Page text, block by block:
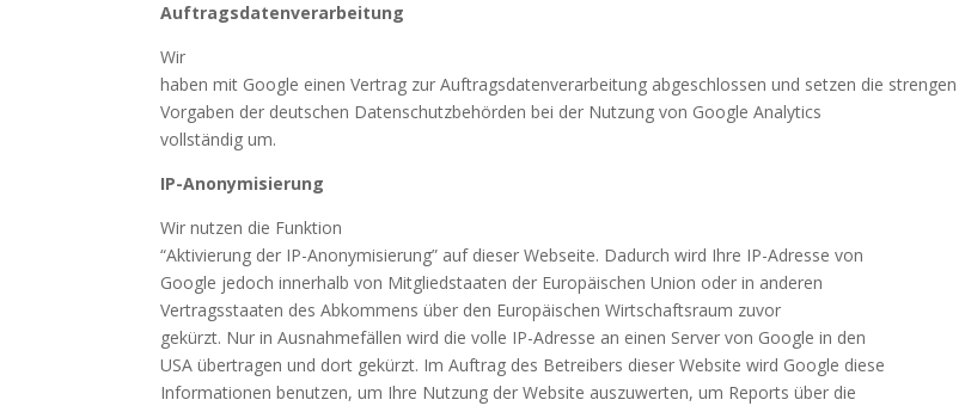
Auftragsdatenverarbeitung
Wir
haben mit Google einen Vertrag zur Auftragsdatenverarbeitung abgeschlossen und setzen die strengen
Vorgaben der deutschen Datenschutzbehörden bei der Nutzung von Google Analytics
vollständig um.
IP-Anonymisierung
Wir nutzen die Funktion
“Aktivierung der IP-Anonymisierung” auf dieser Webseite. Dadurch wird Ihre IP-Adresse von
Google jedoch innerhalb von Mitgliedstaaten der Europäischen Union oder in anderen
Vertragsstaaten des Abkommens über den Europäischen Wirtschaftsraum zuvor
gekürzt. Nur in Ausnahmefällen wird die volle IP-Adresse an einen Server von Google in den
USA übertragen und dort gekürzt. Im Auftrag des Betreibers dieser Website wird Google diese
Informationen benutzen, um Ihre Nutzung der Website auszuwerten, um Reports über die